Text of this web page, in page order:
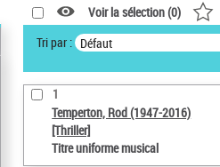
Voir la sélection (0)
Tri par : Défaut
1
Temperton, Rod (1947-2016)
[Thriller]
Titre uniforme musical